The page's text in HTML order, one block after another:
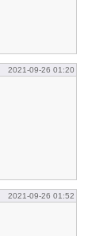
2021-09-26 01:20
2021-09-26 01:52